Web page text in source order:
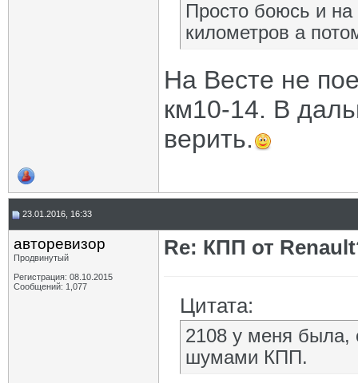
Просто боюсь и
километров а
На Весте не
км10-14. В
верить.
23.01.2016, 16:33
авторевизор
Продвинутый
Регистрация: 08.10.2015
Сообщений: 1,077
Re: КПП от
Цитата:
2108 у меня была,
шумами КПП.